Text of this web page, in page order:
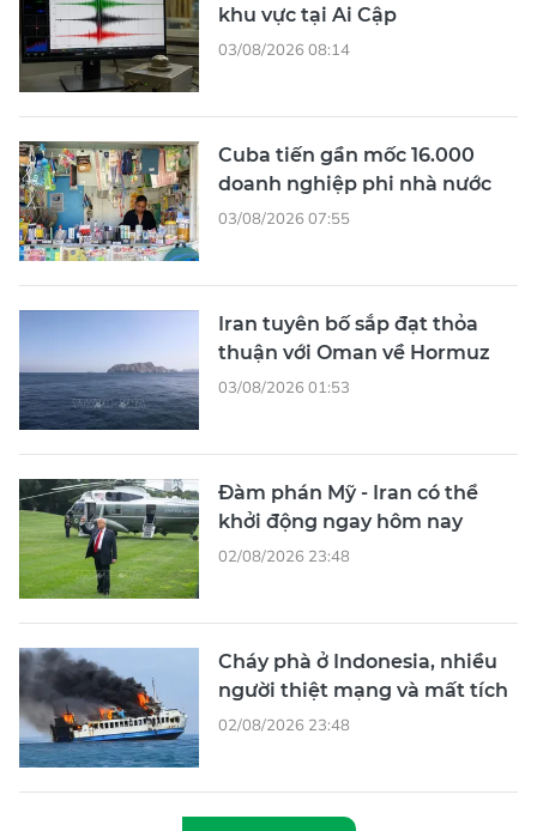
khu vực tại Ai Cập
03/08/2026 08:14
Cuba tiến gần mốc 16.000
doanh nghiệp phi nhà nước
03/08/2026 07:55
Iran tuyên bố sắp đạt thỏa
thuận với Oman về Hormuz
03/08/2026 01:53
Đàm phán Mỹ - Iran có thể
khởi động ngay hôm nay
02/08/2026 23:48
Cháy phà ở Indonesia, nhiều
người thiệt mạng và mất tích
02/08/2026 23:48